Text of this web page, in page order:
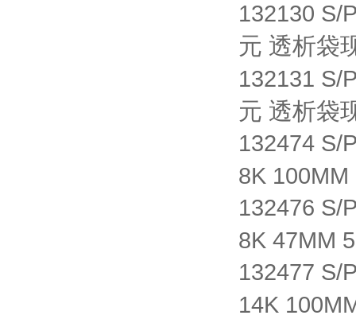
132130 S/
元 透析袋
132131 S/
元 透析袋
132474 S/
8K
132476 S/
8K 47MM
132477 S/
14K